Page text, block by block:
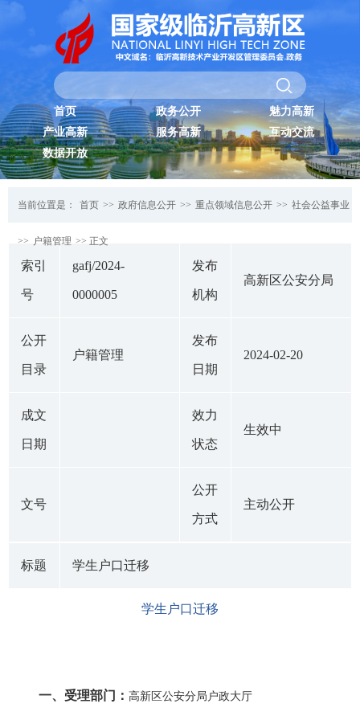
首页 政务公开
魅力高新
产业高新
服务高新
互动交流
数据开放
当前位置是： 首页 >> 政府信息公开 >> 重点领域信息公开 >> 社会公益事业
>> 户籍管理 >> 正文
索引
号
gafj/2024-
0000005
发布
机构
高新区公安分局
公开
目录
户籍管理
发布
日期
2024-02-20
成文
日期
效力
状态
生效中
文号
公开
方式
主动公开
标题 学生户口迁移
学生户口迁移
一、受理部门： 高新区公安分局户政大厅